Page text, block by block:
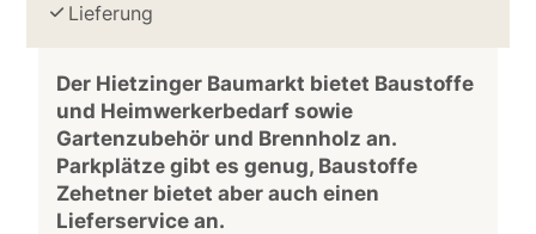
Lieferung
Der Hietzinger Baumarkt bietet Baustoffe
und Heimwerkerbedarf sowie
Gartenzubehör und Brennholz an.
Parkplätze gibt es genug, Baustoffe
Zehetner bietet aber auch einen
Lieferservice an.